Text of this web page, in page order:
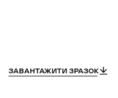
ЗАВАНТАЖИТИ ЗРАЗОК